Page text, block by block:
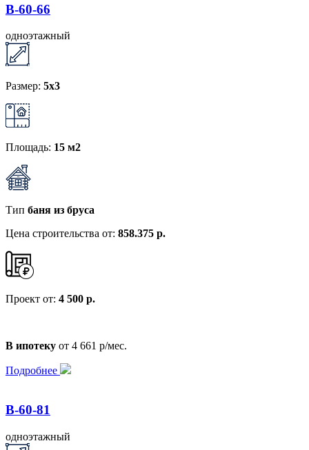
B-60-66
одноэтажный
Размер: 5x3
Площадь: 15 м2
Тип баня из бруса
Цена строительства от: 858.375 р.
Проект от: 4 500 р.
В ипотеку от 4 661 р/мес.
Подробнее
B-60-81
одноэтажный